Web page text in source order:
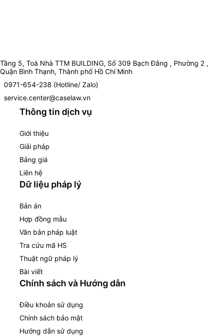
Tầng 5, Toà Nhà TTM BUILDING, Số 309 Bạch Đằng , Phường 2 ,
Quận Bình Thạnh, Thành phố Hồ Chí Minh
0971-654-238 (Hotline/ Zalo)
service.center@caselaw.vn
Thông tin dịch vụ
Giới thiệu
Giải pháp
Bảng giá
Liên hệ
Dữ liệu pháp lý
Bản án
Hợp đồng mẫu
Văn bản pháp luật
Tra cứu mã HS
Thuật ngữ pháp lý
Bài viết
Chính sách và Hướng dẫn
Điều khoản sử dụng
Chính sách bảo mật
Hướng dẫn sử dụng